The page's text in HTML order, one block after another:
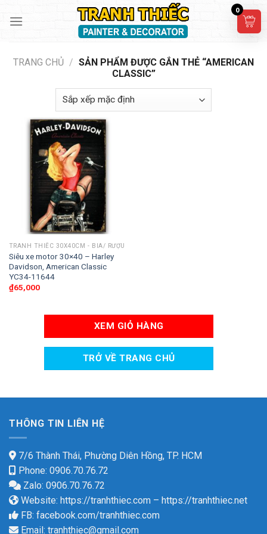
TRANG CHỦ / SẢN PHẨM ĐƯỢC GẮN THẺ “AMERICAN
CLASSIC”
TRANH THIẾC 30X40CM - BIA/ RƯỢU
Siêu xe motor 30×40 – Harley
Davidson, American Classic
YC34-11644
₫65,000
XEM GIỎ HÀNG
TRỞ VỀ TRANG CHỦ
THÔNG TIN LIÊN HỆ
7/6 Thành Thái, Phường Diên Hồng, TP. HCM
Phone: 0906.70.76.72
Zalo: 0906.70.76.72
Website: https://tranhthiec.com – https://tranhthiec.net
FB: facebook.com/tranhthiec.com
Email: tranhthiec@gmail.com
0